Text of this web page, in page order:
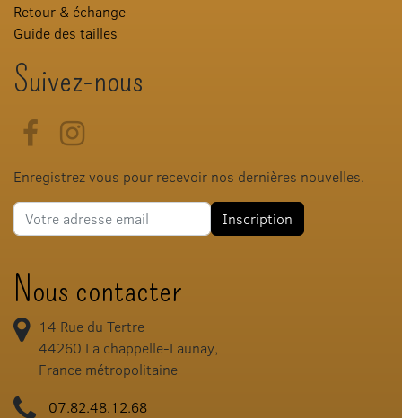
Retour & échange
Guide des tailles
Suivez-nous
FacebookInstagram
Enregistrez vous pour recevoir nos dernières nouvelles.
Adresse e-mail
Inscription
Nous contacter
14 Rue du Tertre
44260 La chappelle-Launay,
France métropolitaine
07.82.48.12.68